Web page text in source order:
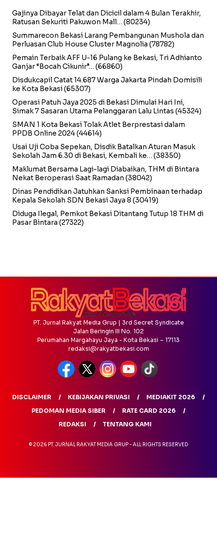
Gajinya Dibayar Telat dan Dicicil dalam 4 Bulan Terakhir,
Ratusan Sekuriti Pakuwon Mall… (80234)
Summarecon Bekasi Larang Pembangunan Mushola dan
Perluasan Club House Cluster Magnolia (78782)
Pemain Terbaik AFF U-16 Pulang ke Bekasi, Tri Adhianto
Ganjar “Bocah Cikunir”… (66860)
Disdukcapil Catat 14.687 Warga Jakarta Pindah Domisili
ke Kota Bekasi(65307)
Operasi Patuh Jaya 2025 di Bekasi Dimulai Hari Ini,
Simak 7 Sasaran Utama Pelanggaran Lalu Lintas (45324)
SMAN 1 Kota Bekasi Tolak Atlet Berprestasi dalam
PPDB Online 2024(44614)
Usai Uji Coba Sepekan, Disdik Batalkan Aturan Masuk
Sekolah Jam 6.30 di Bekasi, Kembali ke… (38350)
Maklumat Bersama Lagi-lagi Diabaikan, THM di Bintara
Nekat Beroperasi Saat Ramadan (38042)
Dinas Pendidikan Jatuhkan Sanksi Pembinaan terhadap
Kepala Sekolah SDN Bekasi Jaya 8 (30419)
Diduga Ilegal, Pemkot Bekasi Ditantang Tutup 18 THM di
Pasar Bintara (27322)
PT. Jurnal Rakyat Media Grup | 3rd Secret Syndicate
Jalan Beringin III No. 102
Perumahan Margahayu Jaya - Kota Bekasi – 17113
redaksi@rakyatbekasi.com
DISCLAIMER KEBIJAKAN PRIVASI
MEDIAKIT 2026
PEDOMAN MEDIA SIBER
RATE CARD 2026
REDAKSI
TENTANG KAMI
© 2026 PT. JURNAL RAKYAT MEDIA GRUP - ALL RIGHTS RESERVED